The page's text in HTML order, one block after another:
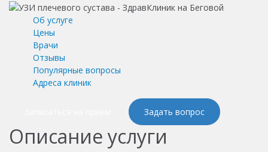
Об услуге
Цены
Врачи
Отзывы
Популярные вопросы
Адреса клиник
Задать вопрос
Описание услуги